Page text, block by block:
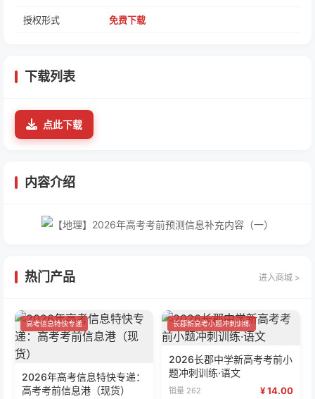
授权形式 免费下载
下载列表
点此下载
内容介绍
热门产品 进入商城 >
高考信息特快专递
2026年高考信息特快专递：
高考考前信息港（现货）
长郡新高考小题冲刺训练
2026长郡中学新高考考前小
题冲刺训练·语文
销量 262 ¥ 14.00